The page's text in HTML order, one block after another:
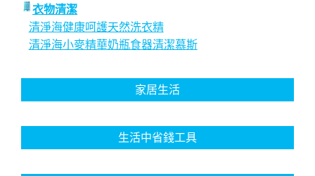
衣物清潔
清淨海健康呵護天然洗衣精
清淨海小麥精華奶瓶食器清潔慕斯
家居生活
生活中省錢工具